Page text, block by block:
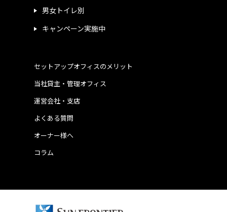
男女トイレ別
キャンペーン実施中
運営会社・支店
よくある質問
当社貸主・管理オフィス
オーナー様へ
コラム
セットアップオフィスのメリット